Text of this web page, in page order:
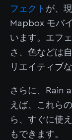
フェクト が、
Mapbox モバ
います。エフ
さ、色などは
リエイティブ
さらに、Rain
えば、これら
ら、すぐに使
もできます。